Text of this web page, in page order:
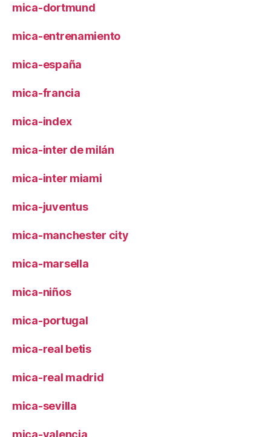
mica-dortmund
mica-entrenamiento
mica-españa
mica-francia
mica-index
mica-inter de milán
mica-inter miami
mica-juventus
mica-manchester city
mica-marsella
mica-niños
mica-portugal
mica-real betis
mica-real madrid
mica-sevilla
mica-valencia